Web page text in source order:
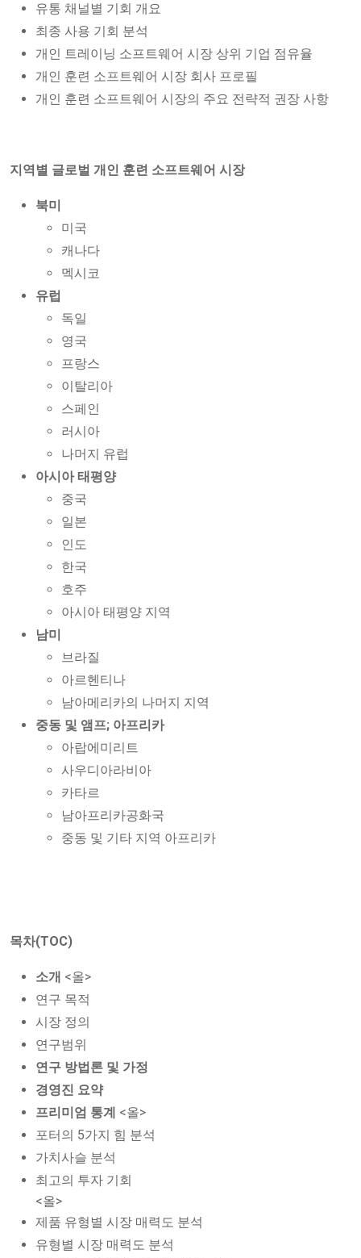
유통 채널별 기회 개요
최종 사용 기회 분석
개인 트레이닝 소프트웨어 시장 상위 기업 점유율
개인 훈련 소프트웨어 시장 회사 프로필
개인 훈련 소프트웨어 시장의 주요 전략적 권장 사항
지역별 글로벌 개인 훈련 소프트웨어 시장
북미
미국
캐나다
멕시코
유럽
독일
영국
프랑스
이탈리아
스페인
러시아
나머지 유럽
아시아 태평양
중국
일본
인도
한국
호주
아시아 태평양 지역
남미
브라질
아르헨티나
남아메리카의 나머지 지역
중동 및 앰프; 아프리카
아랍에미리트
사우디아라비아
카타르
남아프리카공화국
중동 및 기타 지역 아프리카
목차(TOC)
소개 <올>
연구 목적
시장 정의
연구범위
연구 방법론 및 가정
경영진 요약
프리미엄 통계 <올>
포터의 5가지 힘 분석
가치사슬 분석
최고의 투자 기회
<올>
제품 유형별 시장 매력도 분석
유형별 시장 매력도 분석